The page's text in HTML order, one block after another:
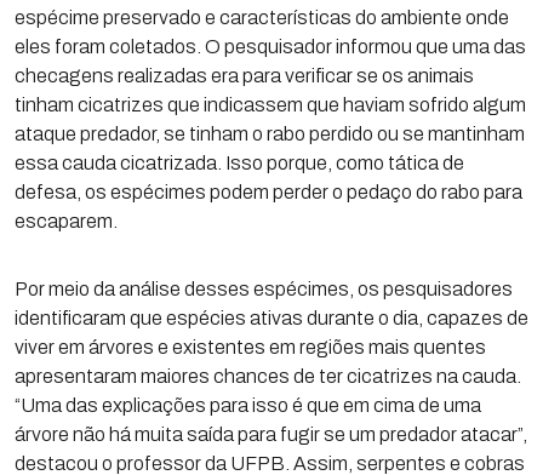
espécime preservado e características do ambiente onde
eles foram coletados. O pesquisador informou que uma das
checagens realizadas era para verificar se os animais
tinham cicatrizes que indicassem que haviam sofrido algum
ataque predador, se tinham o rabo perdido ou se mantinham
essa cauda cicatrizada. Isso porque, como tática de
defesa, os espécimes podem perder o pedaço do rabo para
escaparem.
Por meio da análise desses espécimes, os pesquisadores
identificaram que espécies ativas durante o dia, capazes de
viver em árvores e existentes em regiões mais quentes
apresentaram maiores chances de ter cicatrizes na cauda.
“Uma das explicações para isso é que em cima de uma
árvore não há muita saída para fugir se um predador atacar”,
destacou o professor da UFPB. Assim, serpentes e cobras